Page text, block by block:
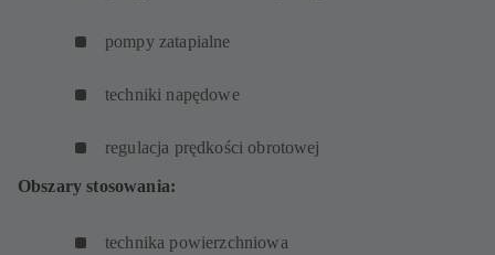
pompy zatapialne
techniki napędowe
regulacja prędkości obrotowej
Obszary stosowania:
technika powierzchniowa